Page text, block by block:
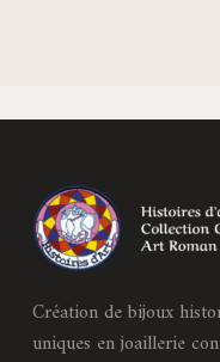
Création de bijoux
uniques en joaillerie